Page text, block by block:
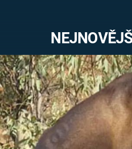
STAROVĚKÝ EGYPT
Výročí
MARIE TEREZIE